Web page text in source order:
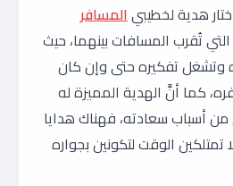
هدية لخطيبيالمسافر
التي تُقرب المسافات بينهما، حيث
وتشغل تفكيره حتى وإن كان
كما أنَّ الهدية المميزة له
أسباب سعادته، فهناك هدايا
تمتلكين الوقت لتكونين بجواره